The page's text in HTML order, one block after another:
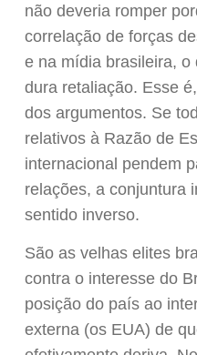
não deveria romper
correlação de forças
e na mídia brasileira, o
dura retaliação. Esse
dos argumentos. Se
relativos à Razão de
internacional pendem
relações, a conjuntura
sentido inverso.
São as velhas elites
contra o interesse do
posição do país ao
externa (os EUA) de